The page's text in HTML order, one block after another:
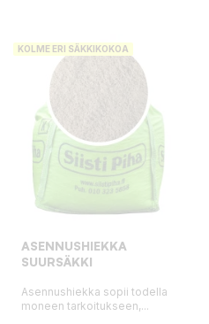
KOLME ERI SÄKKIKOKOA
ASENNUSHIEKKA
SUURSÄKKI
Asennushiekka sopii todella
moneen tarkoitukseen,...